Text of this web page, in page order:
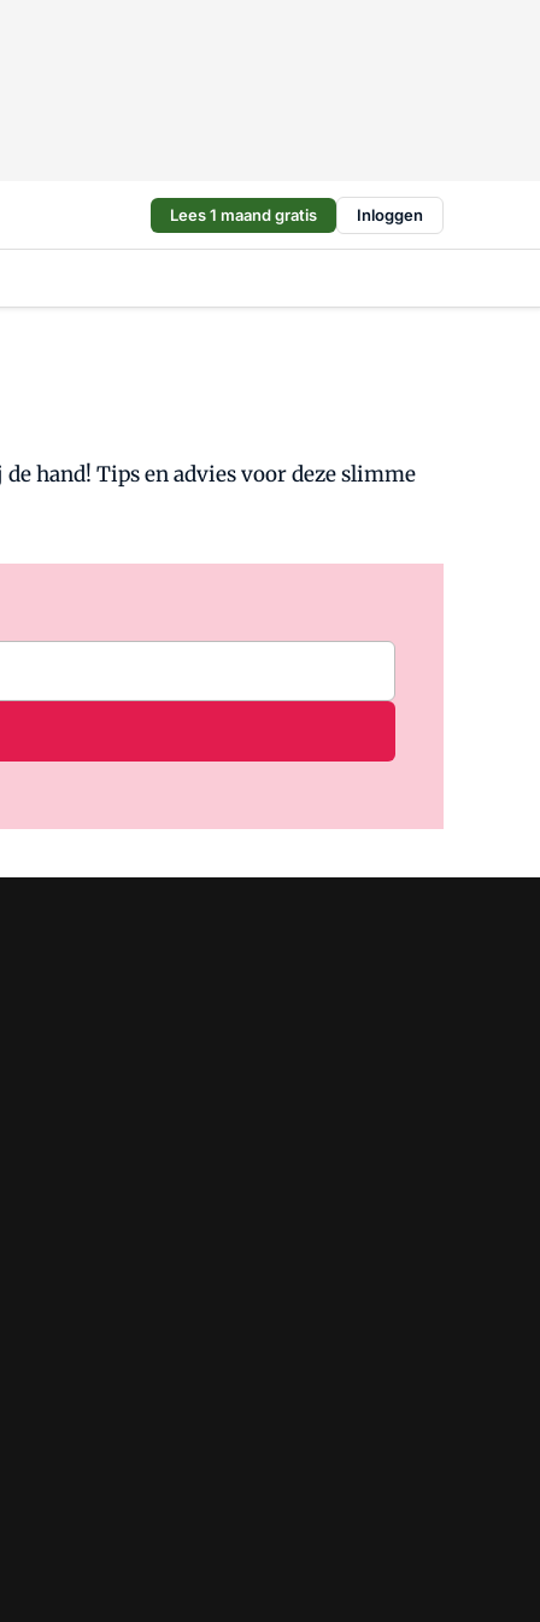
Lees 1 maand gratis Inloggen
hand! Tips en advies voor deze slimme